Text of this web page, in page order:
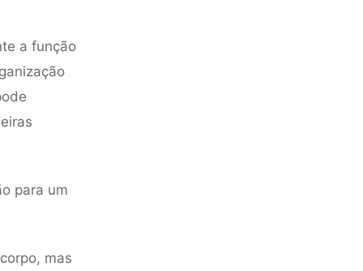
a função
para um
mas